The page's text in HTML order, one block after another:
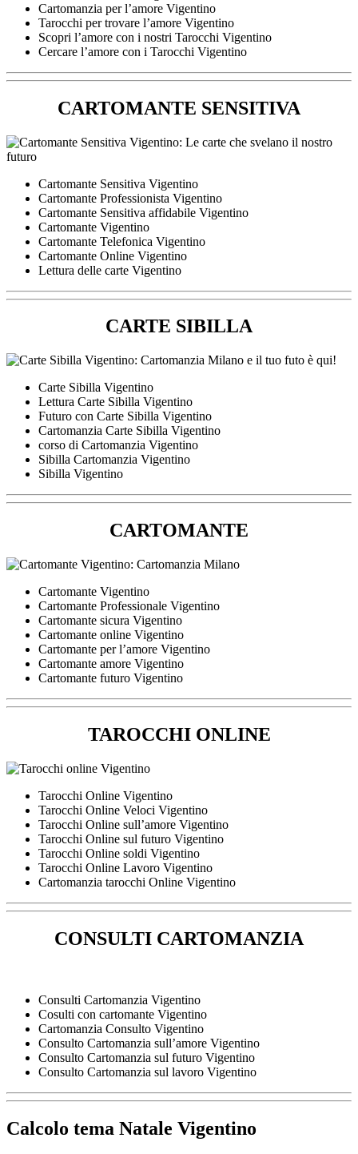
Cartomanzia per l’amore Vigentino
Tarocchi per trovare l’amore Vigentino
Scopri l’amore con i nostri Tarocchi Vigentino
Cercare l’amore con i Tarocchi Vigentino
CARTOMANTE SENSITIVA
Cartomante Sensitiva Vigentino
Cartomante Professionista Vigentino
Cartomante Sensitiva affidabile Vigentino
Cartomante Vigentino
Cartomante Telefonica Vigentino
Cartomante Online Vigentino
Lettura delle carte Vigentino
CARTE SIBILLA
Carte Sibilla Vigentino
Lettura Carte Sibilla Vigentino
Futuro con Carte Sibilla Vigentino
Cartomanzia Carte Sibilla Vigentino
corso di Cartomanzia Vigentino
Sibilla Cartomanzia Vigentino
Sibilla Vigentino
CARTOMANTE
Cartomante Vigentino
Cartomante Professionale Vigentino
Cartomante sicura Vigentino
Cartomante online Vigentino
Cartomante per l’amore Vigentino
Cartomante amore Vigentino
Cartomante futuro Vigentino
TAROCCHI ONLINE
Tarocchi Online Vigentino
Tarocchi Online Veloci Vigentino
Tarocchi Online sull’amore Vigentino
Tarocchi Online sul futuro Vigentino
Tarocchi Online soldi Vigentino
Tarocchi Online Lavoro Vigentino
Cartomanzia tarocchi Online Vigentino
CONSULTI CARTOMANZIA
Consulti Cartomanzia Vigentino
Cosulti con cartomante Vigentino
Cartomanzia Consulto Vigentino
Consulto Cartomanzia sull’amore Vigentino
Consulto Cartomanzia sul futuro Vigentino
Consulto Cartomanzia sul lavoro Vigentino
Calcolo tema Natale Vigentino